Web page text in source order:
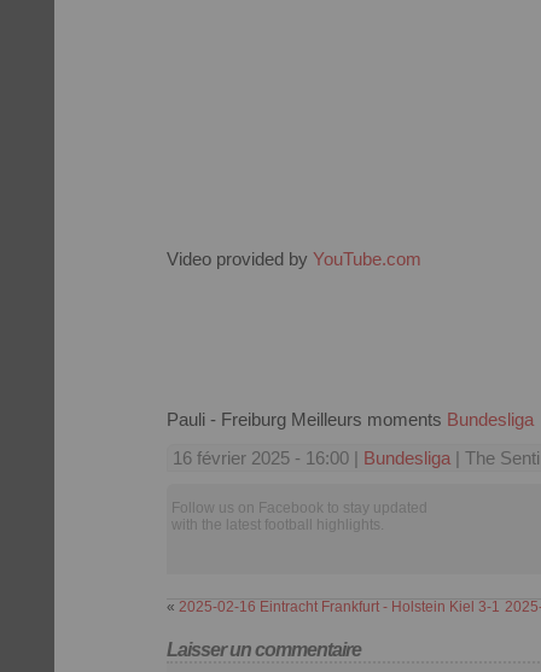
Video provided by YouTube.com
Pauli - Freiburg Meilleurs moments Bundesliga
16 février 2025 - 16:00 | Bundesliga | The
Follow us on Facebook to stay updated
with the latest football highlights.
« 2025-02-16 Eintracht Frankfurt - Holstein Kiel 3-1
Laisser un commentaire